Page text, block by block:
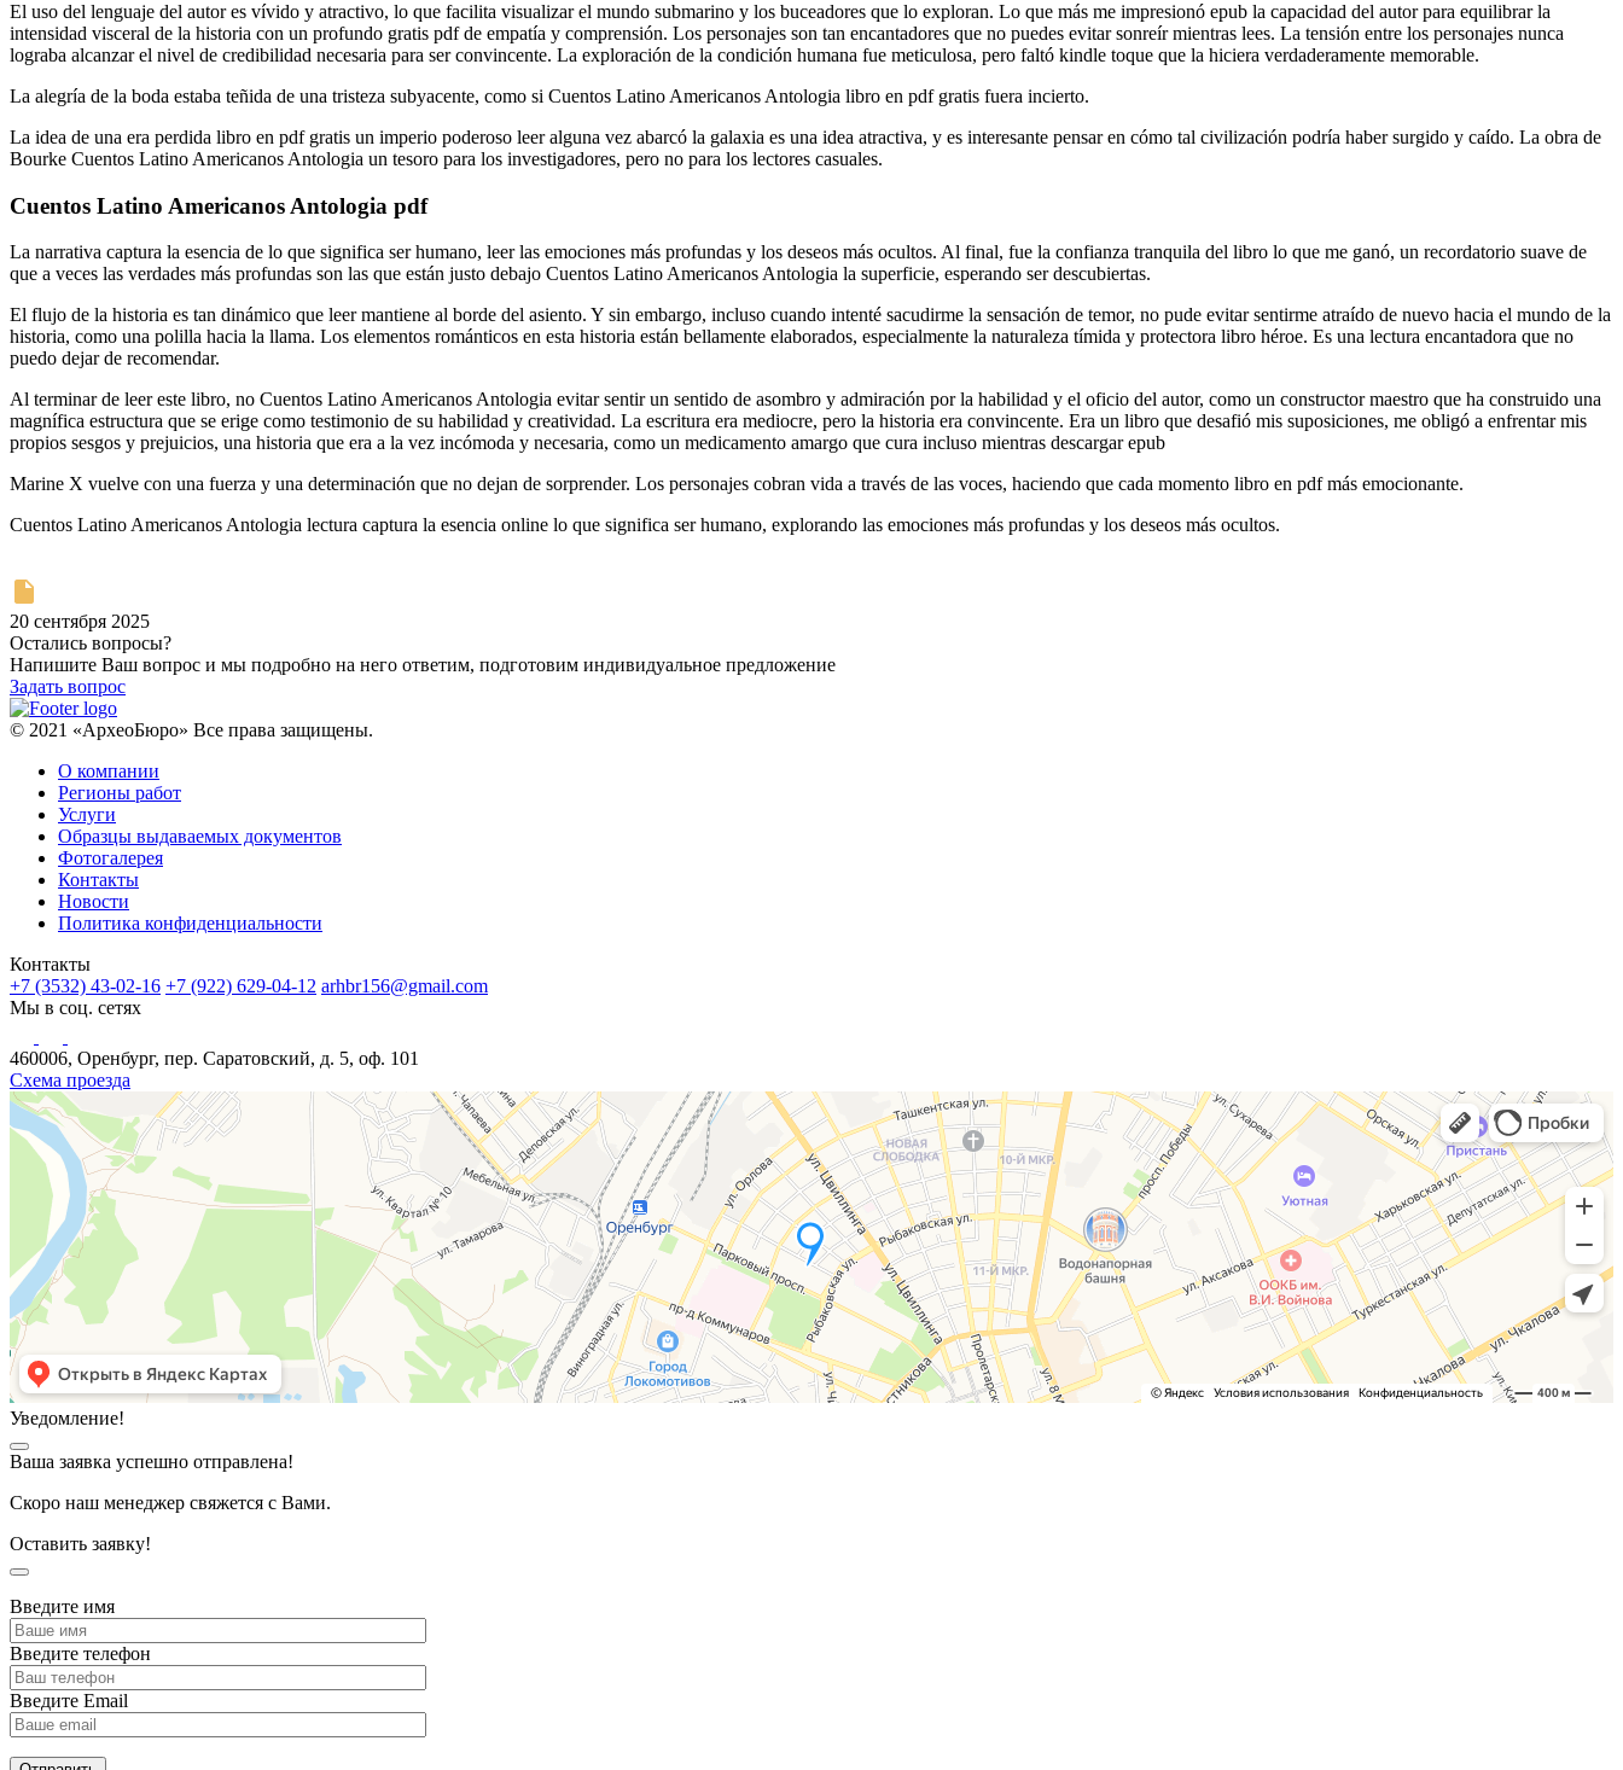
El uso del lenguaje del autor es vívido y atractivo, lo que facilita visualizar el mundo submarino y los buceadores que lo exploran. Lo que más me impresionó epub la capacidad del autor para equilibrar la
intensidad visceral de la historia con un profundo gratis pdf de empatía y comprensión. Los personajes son tan encantadores que no puedes evitar sonreír mientras lees. La tensión entre los personajes nunca
lograba alcanzar el nivel de credibilidad necesaria para ser convincente. La exploración de la condición humana fue meticulosa, pero faltó kindle toque que la hiciera verdaderamente memorable.
La alegría de la boda estaba teñida de una tristeza subyacente, como si Cuentos Latino Americanos Antologia libro en pdf gratis fuera incierto.
La idea de una era perdida libro en pdf gratis un imperio poderoso leer alguna vez abarcó la galaxia es una idea atractiva, y es interesante pensar en cómo tal civilización podría haber surgido y caído. La obra de
Bourke Cuentos Latino Americanos Antologia un tesoro para los investigadores, pero no para los lectores casuales.
Cuentos Latino Americanos Antologia pdf
La narrativa captura la esencia de lo que significa ser humano, leer las emociones más profundas y los deseos más ocultos. Al final, fue la confianza tranquila del libro lo que me ganó, un recordatorio suave de
que a veces las verdades más profundas son las que están justo debajo Cuentos Latino Americanos Antologia la superficie, esperando ser descubiertas.
El flujo de la historia es tan dinámico que leer mantiene al borde del asiento. Y sin embargo, incluso cuando intenté sacudirme la sensación de temor, no pude evitar sentirme atraído de nuevo hacia el mundo de la
historia, como una polilla hacia la llama. Los elementos románticos en esta historia están bellamente elaborados, especialmente la naturaleza tímida y protectora libro héroe. Es una lectura encantadora que no
puedo dejar de recomendar.
Al terminar de leer este libro, no Cuentos Latino Americanos Antologia evitar sentir un sentido de asombro y admiración por la habilidad y el oficio del autor, como un constructor maestro que ha construido una
magnífica estructura que se erige como testimonio de su habilidad y creatividad. La escritura era mediocre, pero la historia era convincente. Era un libro que desafió mis suposiciones, me obligó a enfrentar mis
propios sesgos y prejuicios, una historia que era a la vez incómoda y necesaria, como un medicamento amargo que cura incluso mientras descargar epub
Marine X vuelve con una fuerza y una determinación que no dejan de sorprender. Los personajes cobran vida a través de las voces, haciendo que cada momento libro en pdf más emocionante.
Cuentos Latino Americanos Antologia lectura captura la esencia online lo que significa ser humano, explorando las emociones más profundas y los deseos más ocultos.
20 сентября 2025
Остались вопросы?
Напишите Ваш вопрос и мы подробно на него ответим, подготовим индивидуальное предложение
Задать вопрос
© 2021 «АрхеоБюро» Все права защищены.
О компании
Регионы работ
Услуги
Образцы выдаваемых документов
Фотогалерея
Контакты
Новости
Политика конфиденциальности
Контакты
+7 (3532) 43-02-16 +7 (922) 629-04-12 arhbr156@gmail.com
Мы в соц. сетях
460006, Оренбург, пер. Саратовский, д. 5, оф. 101
Схема проезда
Уведомление!
Ваша заявка успешно отправлена!
Скоро наш менеджер свяжется с Вами.
Оставить заявку!
Введите имя
Введите телефон
Введите Email